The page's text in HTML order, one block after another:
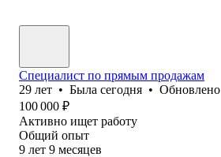
Специалист по прямым продажам
29 лет • Была сегодня • Обновлено
100 000 ₽
Активно ищет работу
Общий опыт
9 лет 9 месяцев